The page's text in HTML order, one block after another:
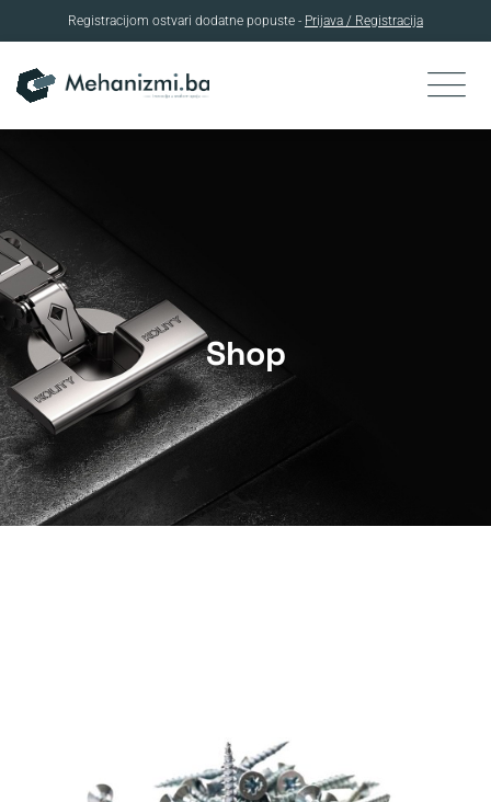
Skip
to
Registracijom ostvari dodatne popuste - Prijava / Registracija
Shop